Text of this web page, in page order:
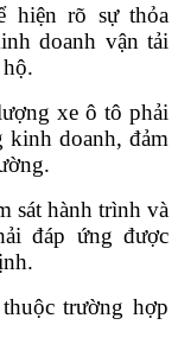
hiện rõ sự thỏa
doanh vận tải
xe ô tô phải
kinh doanh, đảm
sát hành trình và
đáp ứng được
trường hợp